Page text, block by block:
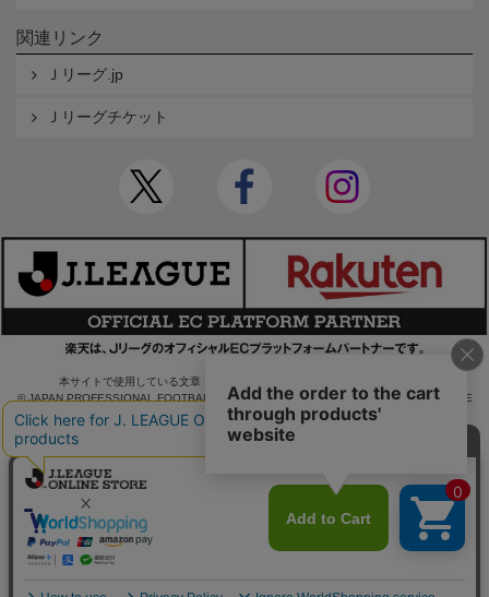
関連リンク
Ｊリーグ.jp
Ｊリーグチケット
本サイトで使用している文章・画像等の無断での複製・転載を禁止します。
© JAPAN PROFESSIONAL FOOTBALL LEAGUE Rakuten Group, Inc. ALL RIGHTS RE
SERVED.